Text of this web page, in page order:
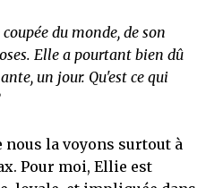
du monde, de son
Elle a pourtant bien dû
un jour. Qu'est ce qui
la voyons surtout à
Pour moi, Ellie est